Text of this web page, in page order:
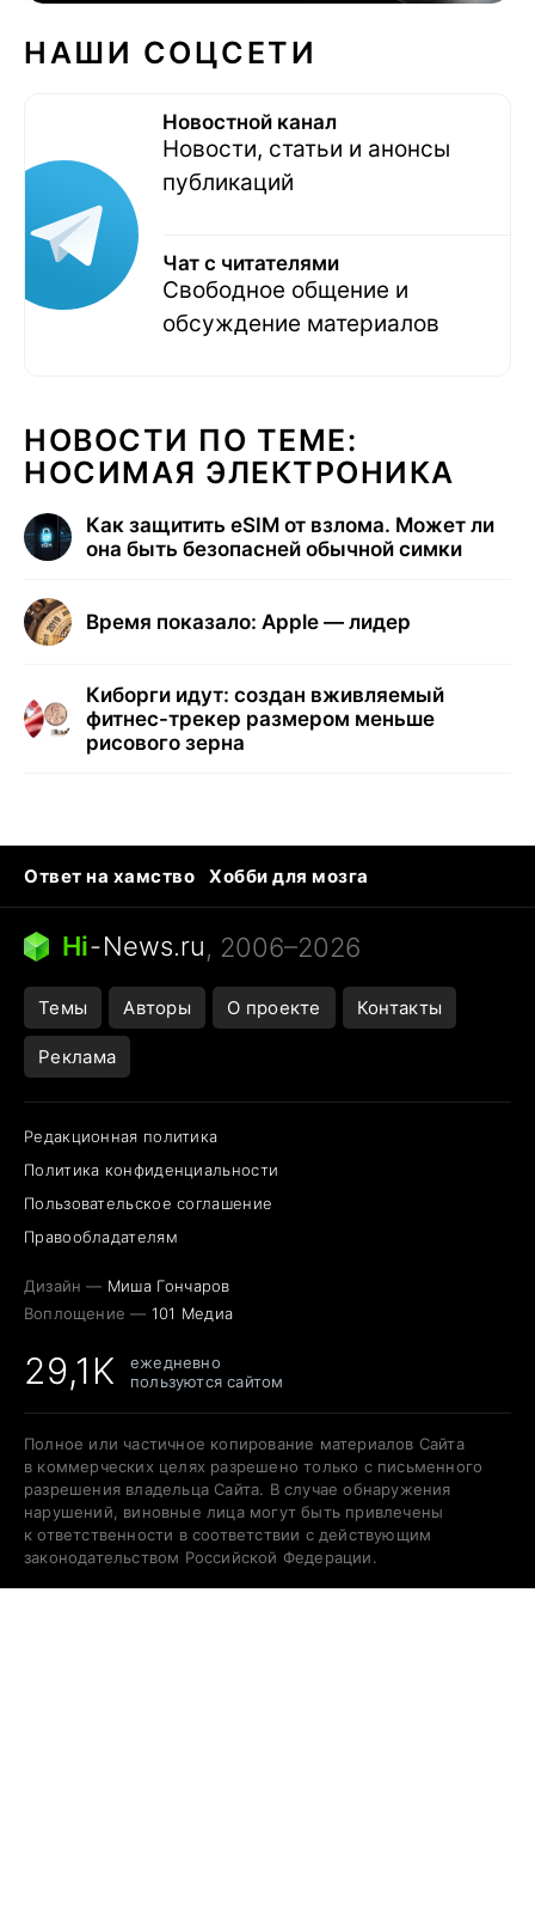
НАШИ СОЦСЕТИ
Новостной канал
Новости, статьи и анонсы
публикаций
Чат с читателями
Свободное общение и
обсуждение материалов
НОВОСТИ ПО ТЕМЕ:
НОСИМАЯ ЭЛЕКТРОНИКА
Как защитить eSIM от взлома. Может ли
она быть безопасней обычной симки
Время показало: Apple — лидер
Киборги идут: создан вживляемый
фитнес-трекер размером меньше
рисового зерна
Ответ на хамство
Хобби для мозга
Бензин 100 и 95
Тунцы в океанариуме
Следующая пандемия
Hi-News.ru, 2006–2026
Темы Авторы О проекте Контакты
Реклама
Редакционная политика
Политика конфиденциальности
Пользовательское соглашение
Правообладателям
Дизайн — Миша Гончаров
Воплощение — 101 Медиа
29,1K
ежедневно
пользуются сайтом
Полное или частичное копирование материалов Сайта
в коммерческих целях разрешено только с письменного
разрешения владельца Сайта. В случае обнаружения
нарушений, виновные лица могут быть привлечены
к ответственности в соответствии с действующим
законодательством Российской Федерации.